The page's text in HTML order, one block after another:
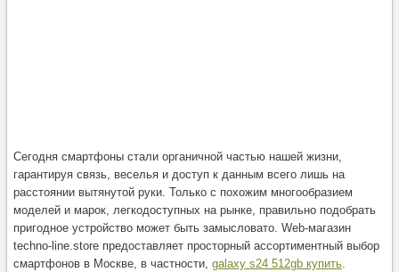
Сегодня смартфоны стали органичной частью нашей жизни,
гарантируя связь, веселья и доступ к данным всего лишь на
расстоянии вытянутой руки. Только с похожим многообразием
моделей и марок, легкодоступных на рынке, правильно подобрать
пригодное устройство может быть замысловато. Web-магазин
techno-line.store предоставляет просторный ассортиментный выбор
смартфонов в Москве, в частности, galaxy s24 512gb купить.